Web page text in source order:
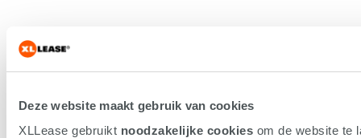
Deze website maakt gebruik van cookies
XLLease gebruikt noodzakelijke cookies om de website te